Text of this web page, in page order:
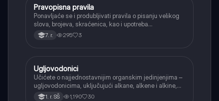
Srpski jezik
Pravopisna pravila
Ponavljaće se i produbljivati pravila o pisanju velikog
slova, brojeva, skraćenica, kao i upotreba
interpunkcije, sa posebnim fokusom na zarez u
složenoj rečenici.
7. r. 295 3
Hemija
Ugljovodonici
Učićete o najjednostavnijim organskim jedinjenjima –
ugljovodonicima, uključujući alkane, alkene i alkine,
njihove opšte formule i osnovnu nomenklaturu.
1. r. SŠ 1,190 30